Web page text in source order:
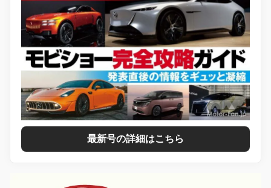
最新号の詳細はこちら